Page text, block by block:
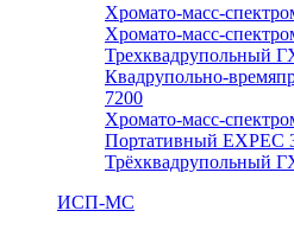
Хромато-масс-
Хромато-масс-
Трехквадрупольный
Квадрупольно-
7200
Хромато-масс-
Портативный EXPEC
Трёхквадрупольный
ИСП-МС